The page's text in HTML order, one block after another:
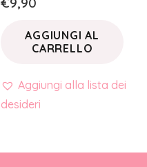
AGGIUNGI AL
CARRELLO
Aggiungi alla lista dei
desideri